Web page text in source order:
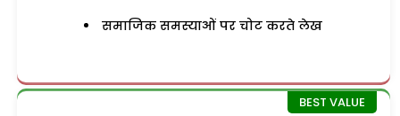
समाजिक समस्याओं पर चोट करते लेख